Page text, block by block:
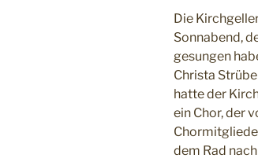
Die
Sonnabend,
gesungen
Christa
hatte der
ein Chor, der
dem Rad